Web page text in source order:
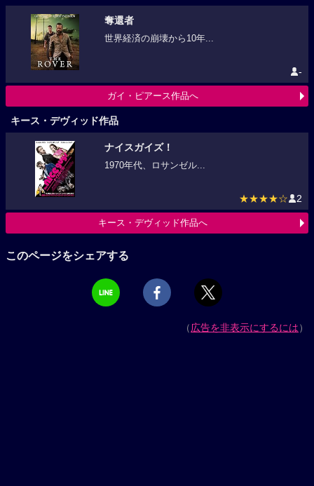
奪還者
世界経済の崩壊から10年...
-
ガイ・ピアース作品へ
キース・デヴィッド作品
ナイスガイズ！
1970年代、ロサンゼル...
★★★★☆ 2
キース・デヴィッド作品へ
このページをシェアする
（広告を非表示にするには）